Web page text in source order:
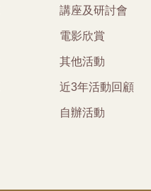
講座及研討會
電影欣賞
其他活動
近3年活動回顧
自辦活動